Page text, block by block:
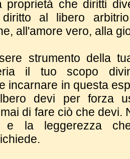
proprietà che diritti
al libero
all'amore vero, alla
strumento della
il tuo scopo
incarnare in questa
devi per forza
di fare ciò che devi.
e la leggerezza